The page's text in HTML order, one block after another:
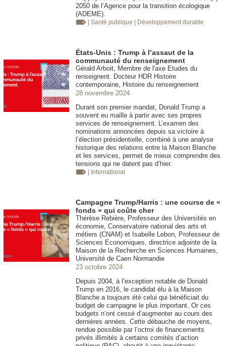
2050 de l’Agence pour la transition écologique
(ADEME).
| Santé publique | Développement durable
États-Unis : Trump à l’assaut de la
communauté du renseignement
Gérald Arboit, Membre de l'axe Etudes du
renseignent. Docteur HDR Histoire
contemporaine, Histoire du renseignement
28 novembre 2024
Durant son premier mandat, Donald Trump a
souvent eu maille à partir avec ses propres
services de renseignement. L’examen des
nominations annoncées depuis sa victoire à
l’élection présidentielle, combiné à une analyse
historique des relations entre la Maison Blanche
et les services, permet de mieux comprendre des
tensions qui ne datent pas d’hier.
| International
Campagne Trump/Harris : une course de «
fonds » qui coûte cher
Thérèse Rebière, Professeur des Universités en
économie, Conservatoire national des arts et
métiers (CNAM) et Isabelle Lebon, Professeur de
Sciences Economiques, directrice adjointe de la
Maison de la Recherche en Sciences Humaines,
Université de Caen Normandie
23 octobre 2024
Depuis 2004, à l’exception notable de Donald
Trump en 2016, le candidat élu à la Maison
Blanche a toujours été celui qui bénéficiait du
budget de campagne le plus important. Or ces
budgets n’ont cessé d’augmenter au cours des
dernières années. Cette débauche de moyens,
rendue possible par l’octroi de financements
privés illimités à certains comités d’action